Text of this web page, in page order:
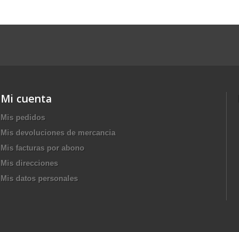
Mi cuenta
Mis pedidos
Mis devoluciones de mercancia
Mis facturas por abono
Mis direcciones
Mis datos personales